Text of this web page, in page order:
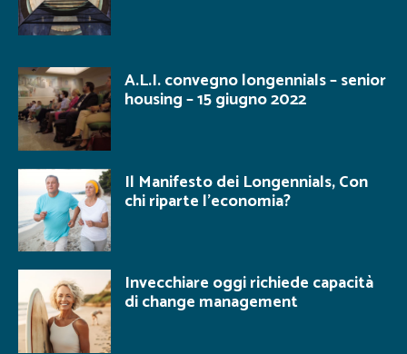
A.L.I. convegno longennials – senior
housing – 15 giugno 2022
Il Manifesto dei Longennials, Con
chi riparte l’economia?
Invecchiare oggi richiede capacità
di change management